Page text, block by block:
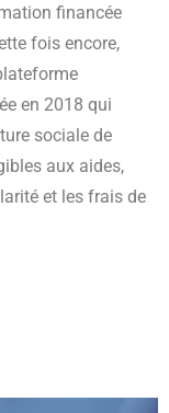
financée
fois encore,
en 2018 qui
sociale de
aux aides,
et les frais de